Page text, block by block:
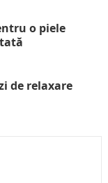
o piele
de relaxare